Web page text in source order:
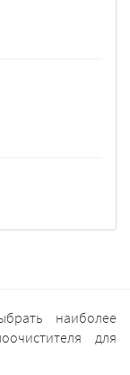
наиболее
для